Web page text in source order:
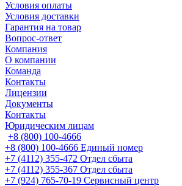
Условия оплаты
Условия доставки
Гарантия на товар
Вопрос-ответ
Компания
О компании
Команда
Контакты
Лицензии
Документы
Контакты
Юридическим лицам
+8 (800) 100-4666
+8 (800) 100-4666 Единый номер
+7 (4112) 355-472 Отдел сбыта
+7 (4112) 355-367 Отдел сбыта
+7 (924) 765-70-19 Сервисный центр